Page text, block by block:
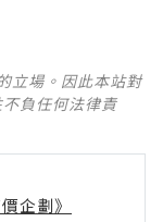
立場。因此本站對
負任何法律責
企劃》